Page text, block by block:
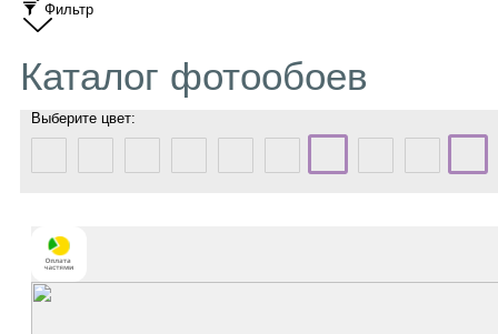
Фильтр
Каталог фотообоев
Выберите цвет: